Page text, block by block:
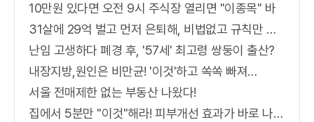
10만원 있다면 오전 9시 주식장 열리면 "이종목" 바
31살에 29억 벌고 먼저 은퇴해, 비법없고 규칙만 지켰다!
난임 고생하다 폐경 후, '57세' 최고령 쌍둥이 출산?
내장지방,원인은 비만균! '이것'하고 쏙쏙 빠져…
서울 전매제한 없는 부동산 나왔다!
집에서 5분만 "이것"해라! 피부개선 효과가 바로 나타난다!!